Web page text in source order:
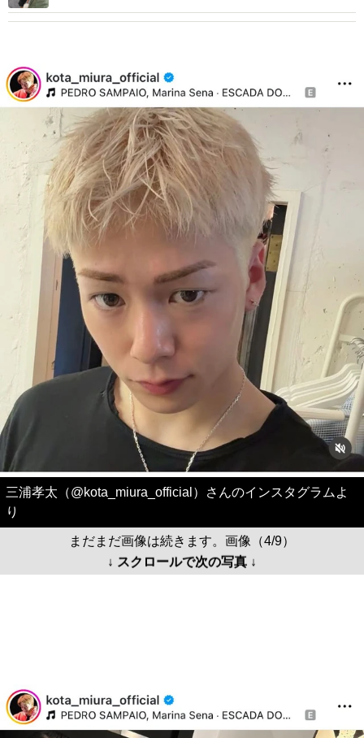
三浦孝太（@kota_miura_official）さんのインスタグラムよ
り
まだまだ画像は続きます。画像（4/9）
↓ スクロールで次の写真 ↓